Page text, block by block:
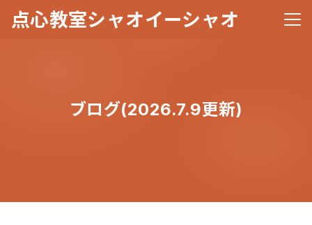
点心教室シャオイーシャオ メニ
ブログ(2026.7.9更新)